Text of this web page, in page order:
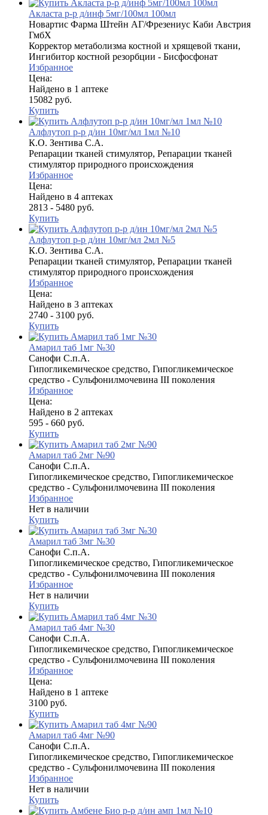
Акласта р-р д/инф 5мг/100мл 100мл
Новартис Фарма Штейн АГ/Фрезениус Каби Австрия
ГмбХ
Корректор метаболизма костной и хрящевой ткани,
Ингибитор костной резорбции - Бисфосфонат
Избранное
Цена:
Найдено в 1 аптеке
15082 руб.
Купить
Алфлутоп р-р д/ин 10мг/мл 1мл №10
К.О. Зентива С.А.
Репарации тканей стимулятор, Репарации тканей
стимулятор природного происхождения
Избранное
Цена:
Найдено в 4 аптеках
2813 - 5480 руб.
Купить
Алфлутоп р-р д/ин 10мг/мл 2мл №5
К.О. Зентива С.А.
Репарации тканей стимулятор, Репарации тканей
стимулятор природного происхождения
Избранное
Цена:
Найдено в 3 аптеках
2740 - 3100 руб.
Купить
Амарил таб 1мг №30
Санофи С.п.А.
Гипогликемическое средство, Гипогликемическое
средство - Сульфонилмочевина III поколения
Избранное
Цена:
Найдено в 2 аптеках
595 - 660 руб.
Купить
Амарил таб 2мг №90
Санофи С.п.А.
Гипогликемическое средство, Гипогликемическое
средство - Сульфонилмочевина III поколения
Избранное
Нет в наличии
Купить
Амарил таб 3мг №30
Санофи С.п.А.
Гипогликемическое средство, Гипогликемическое
средство - Сульфонилмочевина III поколения
Избранное
Нет в наличии
Купить
Амарил таб 4мг №30
Санофи С.п.А.
Гипогликемическое средство, Гипогликемическое
средство - Сульфонилмочевина III поколения
Избранное
Цена:
Найдено в 1 аптеке
3100 руб.
Купить
Амарил таб 4мг №90
Санофи С.п.А.
Гипогликемическое средство, Гипогликемическое
средство - Сульфонилмочевина III поколения
Избранное
Нет в наличии
Купить